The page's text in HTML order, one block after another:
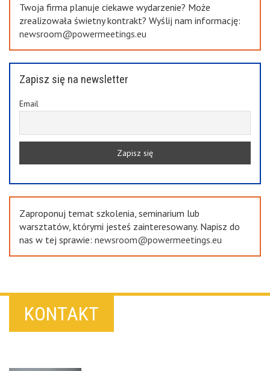
Twoja firma planuje ciekawe wydarzenie? Może
zrealizowała świetny kontrakt? Wyślij nam informację:
newsroom@powermeetings.eu
Zapisz się na newsletter
Email
Zaproponuj temat szkolenia, seminarium lub
warsztatów, którymi jesteś zainteresowany. Napisz do
nas w tej sprawie: newsroom@powermeetings.eu
KONTAKT